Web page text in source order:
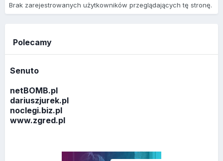
Brak zarejestrowanych użytkowników przeglądających tę stronę.
Polecamy
Senuto
netBOMB.pl
dariuszjurek.pl
noclegi.biz.pl
www.zgred.pl